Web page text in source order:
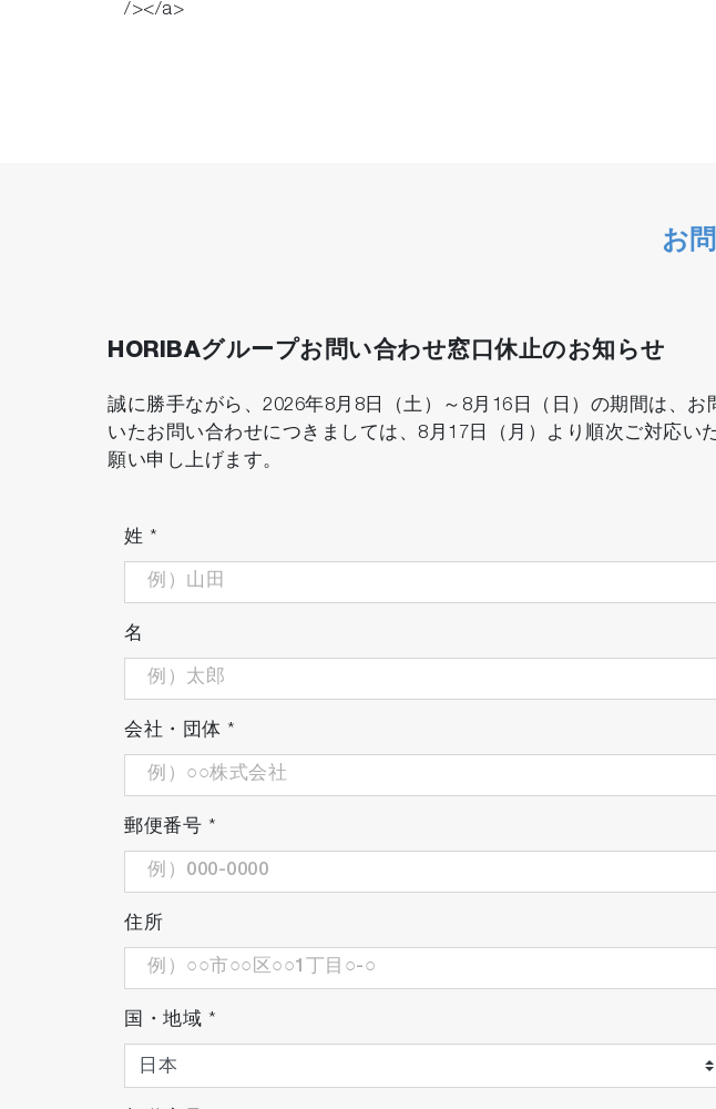
/></a>
お
HORIBAグループお問い合わせ窓口休止のお知らせ
誠に勝手ながら、2026年8月8日（土）～8月16日（日）の期間は、
いたお問い合わせにつきましては、8月17日（月）より順次ご対応
願い申し上げます。
姓 *
名
会社・団体 *
郵便番号 *
住所
国・地域 *